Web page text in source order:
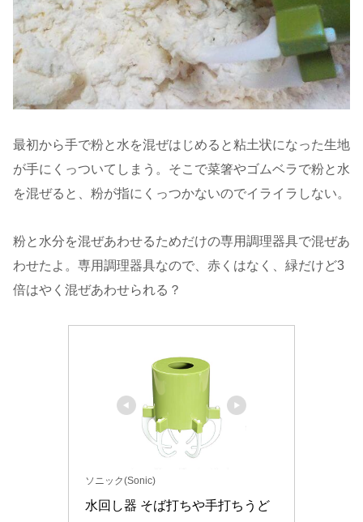
最初から手で粉と水を混ぜはじめると粘土状になった生地
が手にくっついてしまう。そこで菜箸やゴムベラで粉と水
を混ぜると、粉が指にくっつかないのでイライラしない。
粉と水分を混ぜあわせるためだけの専用調理器具で混ぜあ
わせたよ。専用調理器具なので、赤くはなく、緑だけど3
倍はやく混ぜあわせられる？
ソニック(Sonic)
水回し器 そば打ちや手打ちうど